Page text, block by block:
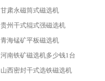
甘肃永磁筒式磁选机
贵州干式辊式强磁选机
青海锰矿平板磁选机
河南铁矿磁选机多少钱1台
山西密封干式选铁磁选机